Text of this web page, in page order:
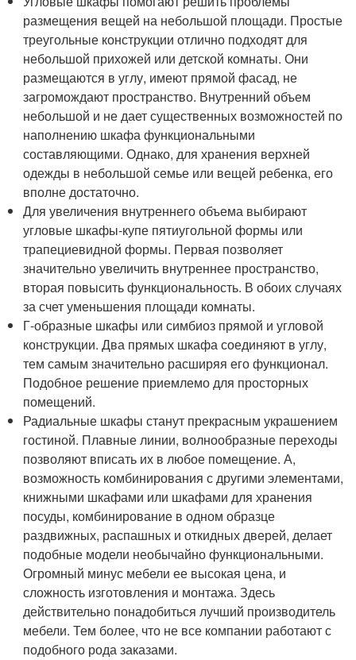
размещения вещей на небольшой площади. Простые
треугольные конструкции отлично подходят для
небольшой прихожей или детской комнаты. Они
размещаются в углу, имеют прямой фасад, не
загромождают пространство. Внутренний объем
небольшой и не дает существенных возможностей по
наполнению шкафа функциональными
составляющими. Однако, для хранения верхней
одежды в небольшой семье или вещей ребенка, его
вполне достаточно.
Для увеличения внутреннего объема выбирают
угловые шкафы-купе пятиугольной формы или
трапециевидной формы. Первая позволяет
значительно увеличить внутреннее пространство,
вторая повысить функциональность. В обоих случаях
за счет уменьшения площади комнаты.
Г-образные шкафы или симбиоз прямой и угловой
конструкции. Два прямых шкафа соединяют в углу,
тем самым значительно расширяя его функционал.
Подобное решение приемлемо для просторных
помещений.
Радиальные шкафы станут прекрасным украшением
гостиной. Плавные линии, волнообразные переходы
позволяют вписать их в любое помещение. А,
возможность комбинирования с другими элементами,
книжными шкафами или шкафами для хранения
посуды, комбинирование в одном образце
раздвижных, распашных и откидных дверей, делает
подобные модели необычайно функциональными.
Огромный минус мебели ее высокая цена, и
сложность изготовления и монтажа. Здесь
действительно понадобиться лучший производитель
мебели. Тем более, что не все компании работают с
подобного рода заказами.